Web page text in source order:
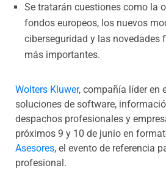
Se tratarán cuestiones como la
fondos europeos, los nuevos
ciberseguridad y las novedades
más importantes.
Wolters Kluwer, compañía líder en
soluciones de software,
despachos profesionales y
próximos 9 y 10 de junio en
Asesores, el evento de referencia
profesional.